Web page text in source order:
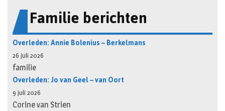
Familie berichten
Overleden: Annie Bolenius – Berkelmans
26 juli 2026
familie
Overleden: Jo van Geel – van Oort
9 juli 2026
Corine van Strien